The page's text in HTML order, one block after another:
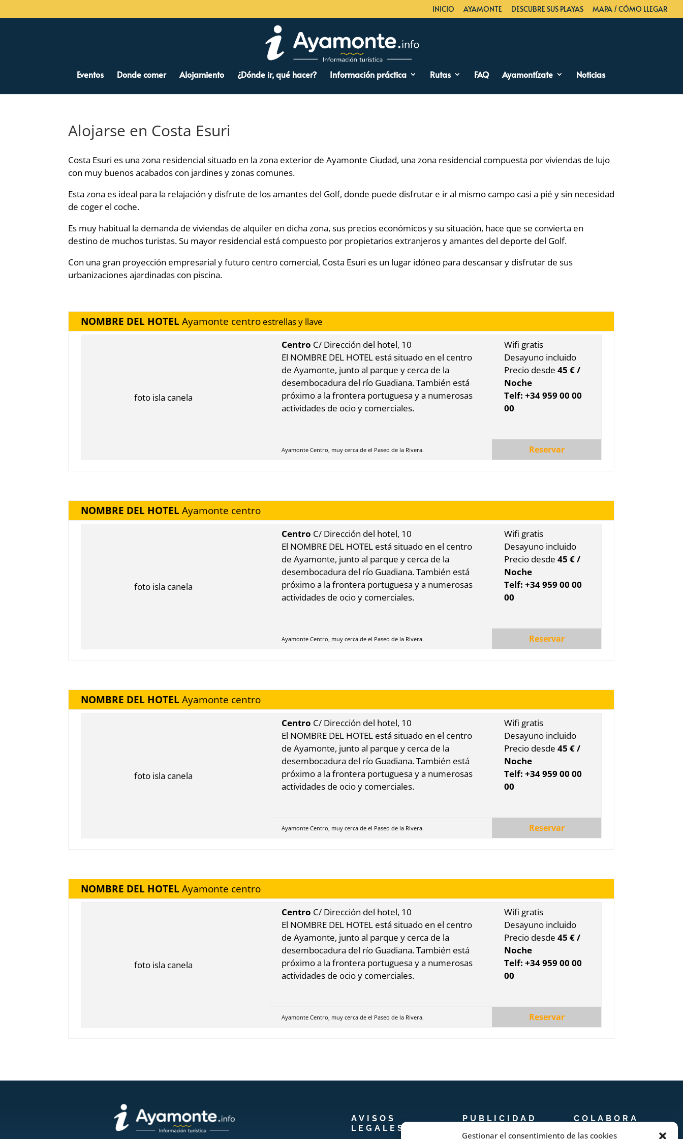
Gestionar el consentimiento de las cookies
INICIO AYAMONTE DESCUBRE SUS PLAYAS MAPA / CÓMO LLEGAR
Eventos Donde comer Alojamiento ¿Dónde ir, qué hacer? Información práctica Rutas FAQ Ayamontízate Noticias
Alojarse en Costa Esuri
Costa Esuri es una zona residencial situado en la zona exterior de Ayamonte Ciudad, una zona residencial compuesta por viviendas de lujo
con muy buenos acabados con jardines y zonas comunes.
Esta zona es ideal para la relajación y disfrute de los amantes del Golf, donde puede disfrutar e ir al mismo campo casi a pié y sin necesidad
de coger el coche.
Es muy habitual la demanda de viviendas de alquiler en dicha zona, sus precios económicos y su situación, hace que se convierta en
destino de muchos turistas. Su mayor residencial está compuesto por propietarios extranjeros y amantes del deporte del Golf.
Con una gran proyección empresarial y futuro centro comercial, Costa Esuri es un lugar idóneo para descansar y disfrutar de sus
urbanizaciones ajardinadas con piscina.
NOMBRE DEL HOTELAyamonte centro estrellas y llave
foto isla canela
Centro C/ Dirección del hotel, 10
El NOMBRE DEL HOTEL está situado en el centro
de Ayamonte, junto al parque y cerca de la
desembocadura del río Guadiana. También está
próximo a la frontera portuguesa y a numerosas
actividades de ocio y comerciales.
Wifi gratis
Desayuno incluido
Precio desde 45 € /
Noche
Telf: +34 959 00 00
00
Ayamonte Centro, muy cerca de el Paseo de la Rivera. Reservar
NOMBRE DEL HOTELAyamonte centro
foto isla canela
Centro C/ Dirección del hotel, 10
El NOMBRE DEL HOTEL está situado en el centro
de Ayamonte, junto al parque y cerca de la
desembocadura del río Guadiana. También está
próximo a la frontera portuguesa y a numerosas
actividades de ocio y comerciales.
Wifi gratis
Desayuno incluido
Precio desde 45 € /
Noche
Telf: +34 959 00 00
00
Ayamonte Centro, muy cerca de el Paseo de la Rivera. Reservar
NOMBRE DEL HOTELAyamonte centro
foto isla canela
Centro C/ Dirección del hotel, 10
El NOMBRE DEL HOTEL está situado en el centro
de Ayamonte, junto al parque y cerca de la
desembocadura del río Guadiana. También está
próximo a la frontera portuguesa y a numerosas
actividades de ocio y comerciales.
Wifi gratis
Desayuno incluido
Precio desde 45 € /
Noche
Telf: +34 959 00 00
00
Ayamonte Centro, muy cerca de el Paseo de la Rivera. Reservar
NOMBRE DEL HOTELAyamonte centro
foto isla canela
Centro C/ Dirección del hotel, 10
El NOMBRE DEL HOTEL está situado en el centro
de Ayamonte, junto al parque y cerca de la
desembocadura del río Guadiana. También está
próximo a la frontera portuguesa y a numerosas
actividades de ocio y comerciales.
Wifi gratis
Desayuno incluido
Precio desde 45 € /
Noche
Telf: +34 959 00 00
00
Ayamonte Centro, muy cerca de el Paseo de la Rivera. Reservar
AVISOS
LEGALES
PUBLICIDAD COLABORA